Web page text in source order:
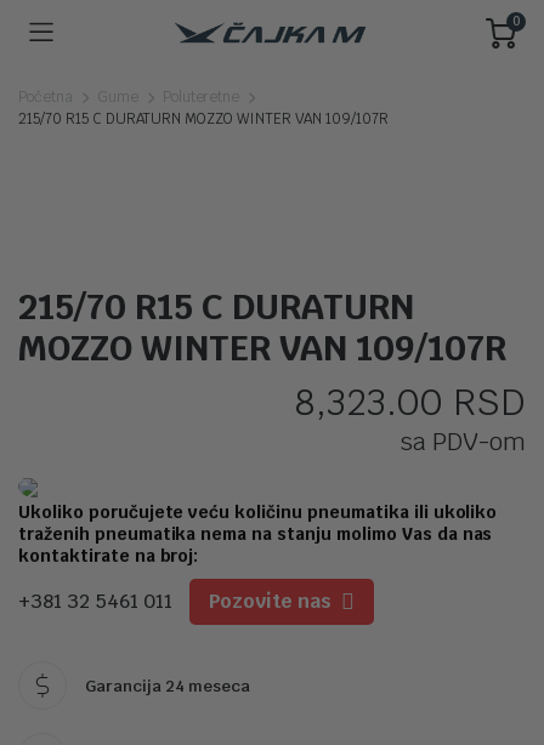
0
Početna Gume
Poluteretne
215/70 R15 C DURATURN MOZZO WINTER VAN 109/107R
215/70 R15 C DURATURN
MOZZO WINTER VAN 109/107R
8,323.00 RSD
sa PDV-om
Ukoliko poručujete veću količinu pneumatika ili ukoliko
traženih pneumatika nema na stanju molimo Vas da nas
kontaktirate na broj:
+381 32 5461 011 Pozovite nas
Garancija 24 meseca